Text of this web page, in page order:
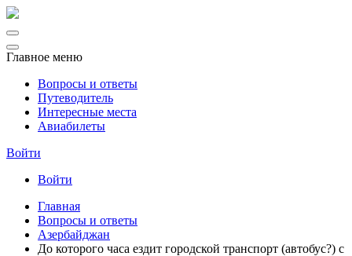
Главное меню
Вопросы и ответы
Путеводитель
Интересные места
Авиабилеты
Войти
Войти
Главная
Вопросы и ответы
Азербайджан
До которого часа ездит городской транспорт (автобус?) с